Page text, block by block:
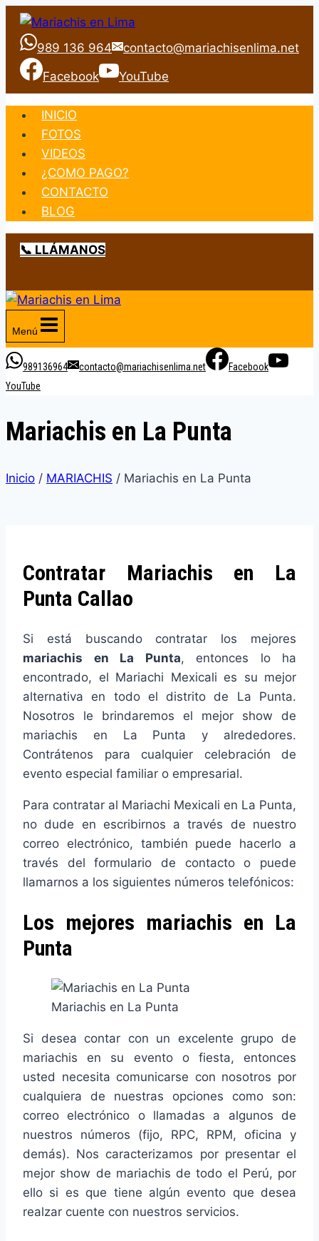
Saltar
contenido989 136 964
contacto@mariachisenlima.net
Facebook
YouTube
INICIO
FOTOS
VIDEOS
¿COMO PAGO?
CONTACTO
BLOG
📞 LLÁMANOS
Menú
989136964 contacto@mariachisenlima.net
Facebook
YouTube
Mariachis en La Punta
Inicio / MARIACHIS / Mariachis en La Punta
Contratar Mariachis en La
Punta Callao
Si está buscando contratar los mejores
mariachis en La Punta, entonces lo ha
encontrado, el Mariachi Mexicali es su mejor
alternativa en todo el distrito de La Punta.
Nosotros le brindaremos el mejor show de
mariachis en La Punta y alrededores.
Contrátenos para cualquier celebración de
evento especial familiar o empresarial.
Para contratar al Mariachi Mexicali en La Punta,
no dude en escribirnos a través de nuestro
correo electrónico, también puede hacerlo a
través del formulario de contacto o puede
llamarnos a los siguientes números telefónicos:
Los mejores mariachis en La
Punta
Mariachis en La Punta
Si desea contar con un excelente grupo de
mariachis en su evento o fiesta, entonces
usted necesita comunicarse con nosotros por
cualquiera de nuestras opciones como son:
correo electrónico o llamadas a algunos de
nuestros números (fijo, RPC, RPM, oficina y
demás). Nos caracterizamos por presentar el
mejor show de mariachis de todo el Perú, por
ello si es que tiene algún evento que desea
realzar cuente con nuestros servicios.